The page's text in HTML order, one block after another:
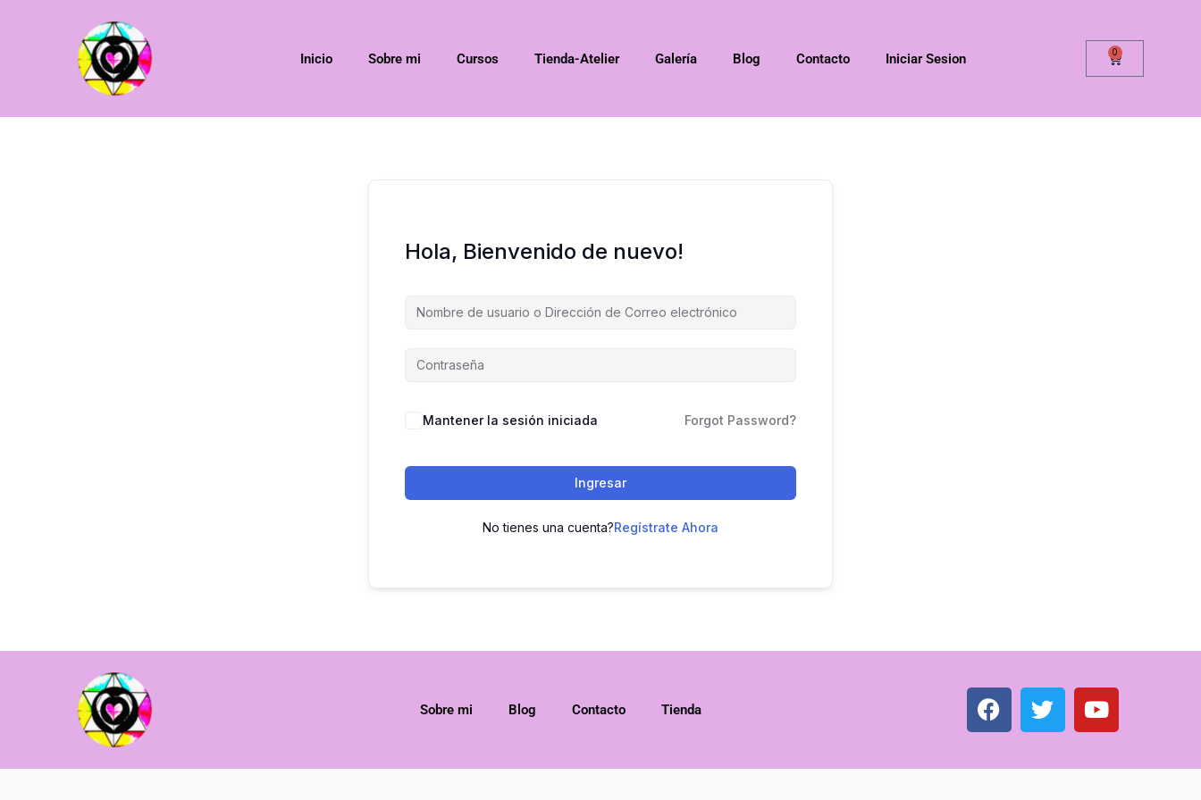
Inicio Sobre mi Cursos Tienda-Atelier Galería Blog Contacto Iniciar Sesion 0
Hola, Bienvenido de nuevo!
Mantener la sesión iniciada Forgot Password?
Ingresar
No tienes una cuenta?Regístrate Ahora
Sobre mi Blog Contacto Tienda